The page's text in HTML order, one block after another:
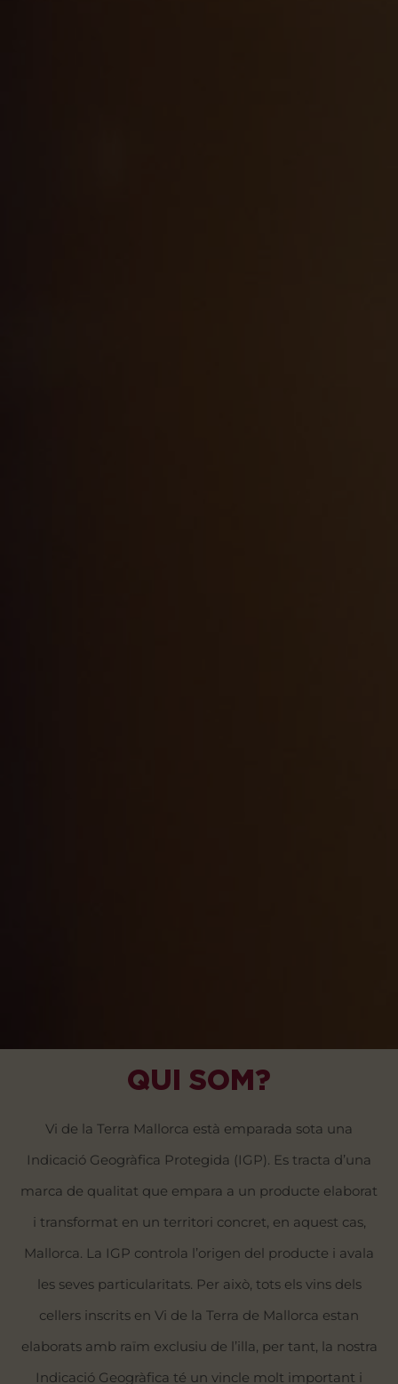
QUI SOM?
Vi de la Terra Mallorca està emparada sota una
Indicació Geogràfica Protegida (IGP). Es tracta d’una
marca de qualitat que empara a un producte elaborat
i transformat en un territori concret, en aquest cas,
Mallorca. La IGP controla l’origen del producte i avala
les seves particularitats. Per això, tots els vins dels
cellers inscrits en Vi de la Terra de Mallorca estan
elaborats amb raïm exclusiu de l’illa, per tant, la nostra
Indicació Geogràfica té un vincle molt important i